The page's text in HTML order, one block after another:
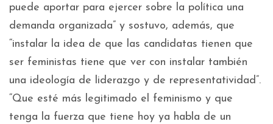
puede aportar para ejercer sobre la política una
demanda organizada” y sostuvo, además, que
“instalar la idea de que las candidatas tienen que
ser feministas tiene que ver con instalar también
una ideología de liderazgo y de representatividad”.
“Que esté más legitimado el feminismo y que
tenga la fuerza que tiene hoy ya habla de un